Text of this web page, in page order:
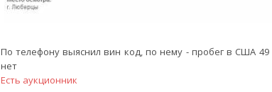
По телефону выяснил вин код, по нему - пробег в США
нет
Есть аукционник